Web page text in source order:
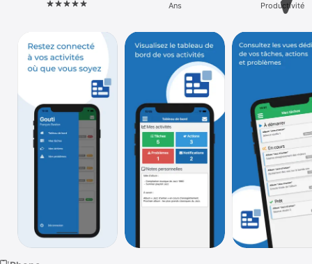
iPhone
Mac
Vision
Watch
TV
Ans Productivité